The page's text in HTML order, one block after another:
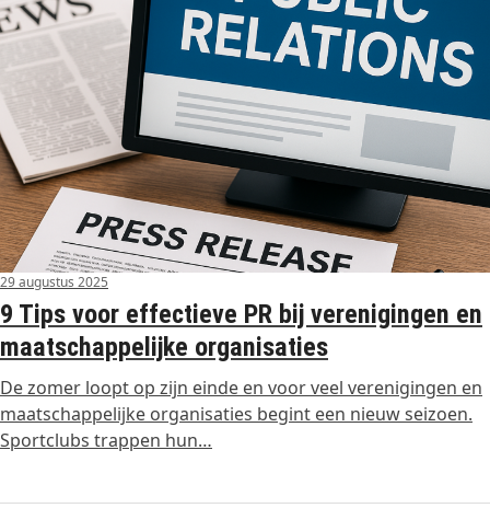
29 augustus 2025
9 Tips voor effectieve PR bij verenigingen en
maatschappelijke organisaties
De zomer loopt op zijn einde en voor veel verenigingen en
maatschappelijke organisaties begint een nieuw seizoen.
Sportclubs trappen hun…